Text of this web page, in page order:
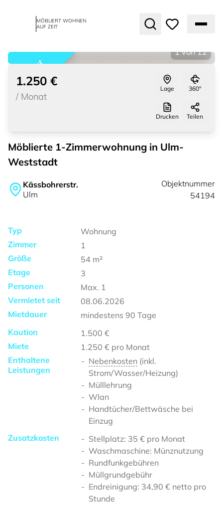
MÖBLIERT WOHNEN
AUF ZEIT
vermietet
1 von 12
1.250 €
/ Monat
Lage 360°
Drucken Teilen
Möblierte 1-Zimmerwohnung in Ulm-
Weststadt
Kässbohrerstr.
Ulm
Objektnummer
54194
Typ
Wohnung
Zimmer
1
Größe
54 m²
Etage
3
Personen
Max. 1
Vermietet seit
08.06.2026
Mietdauer
mindestens 90 Tage
Kaution
1.500 €
Miete
1.250 € pro Monat
Enthaltene
Leistungen
Nebenkosten (inkl.
Strom/Wasser/Heizung)
Mülllehrung
Wlan
Handtücher/Bettwäsche bei
Einzug
Zusatzkosten
Stellplatz: 35 € pro Monat
Waschmaschine: Münznutzung
Rundfunkgebühren
Müllgrundgebühr
Endreinigung: 34,90 € netto pro
Stunde